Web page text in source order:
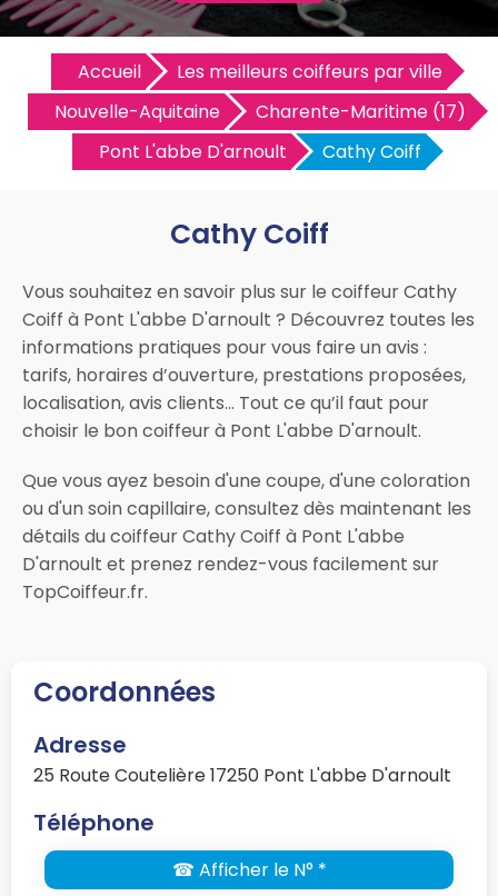
Accueil
Les meilleurs coiffeurs par ville
Nouvelle-Aquitaine
Charente-Maritime (17)
Pont L'abbe D'arnoult
Cathy Coiff
Cathy Coiff
Vous souhaitez en savoir plus sur le coiffeur Cathy
Coiff à Pont L'abbe D'arnoult ? Découvrez toutes les
informations pratiques pour vous faire un avis :
tarifs, horaires d’ouverture, prestations proposées,
localisation, avis clients… Tout ce qu’il faut pour
choisir le bon coiffeur à Pont L'abbe D'arnoult.
Que vous ayez besoin d'une coupe, d'une coloration
ou d'un soin capillaire, consultez dès maintenant les
détails du coiffeur Cathy Coiff à Pont L'abbe
D'arnoult et prenez rendez-vous facilement sur
TopCoiffeur.fr.
Coordonnées
Adresse
25 Route Coutelière 17250 Pont L'abbe D'arnoult
Téléphone
☎ Afficher le N° *